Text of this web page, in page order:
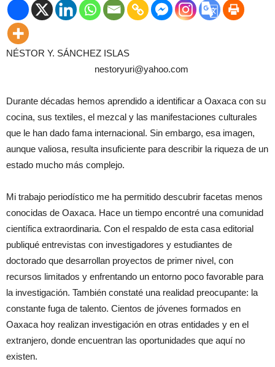
NÉSTOR Y. SÁNCHEZ ISLAS
nestoryuri@yahoo.com
Durante décadas hemos aprendido a identificar a Oaxaca con su
cocina, sus textiles, el mezcal y las manifestaciones culturales
que le han dado fama internacional. Sin embargo, esa imagen,
aunque valiosa, resulta insuficiente para describir la riqueza de un
estado mucho más complejo.
Mi trabajo periodístico me ha permitido descubrir facetas menos
conocidas de Oaxaca. Hace un tiempo encontré una comunidad
científica extraordinaria. Con el respaldo de esta casa editorial
publiqué entrevistas con investigadores y estudiantes de
doctorado que desarrollan proyectos de primer nivel, con
recursos limitados y enfrentando un entorno poco favorable para
la investigación. También constaté una realidad preocupante: la
constante fuga de talento. Cientos de jóvenes formados en
Oaxaca hoy realizan investigación en otras entidades y en el
extranjero, donde encuentran las oportunidades que aquí no
existen.